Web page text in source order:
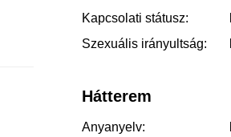
Kapcsolati státusz:
Szexuális irányultság:
Hátterem
Anyanyelv: